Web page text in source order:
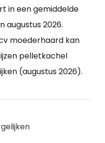
in een gemiddelde
augustus 2026.
moederhaard kan
pelletkachel
(augustus 2026).